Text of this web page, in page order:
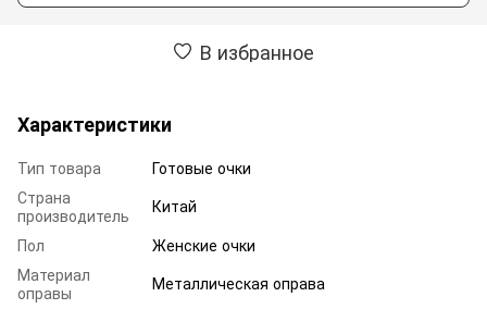
В избранное
Характеристики
Тип товара
Готовые очки
Страна
производитель
Китай
Пол
Женские очки
Материал
оправы
Металлическая оправа